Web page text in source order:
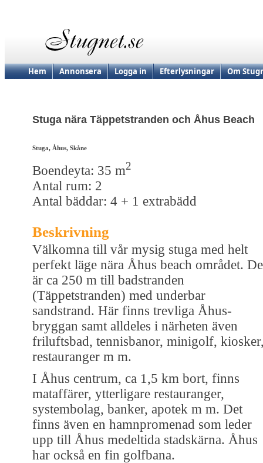
Hem Annonsera Logga in Efterlysningar Om
Stuga nära Täppetstranden och Åhus Beach
Stuga, Åhus, Skåne
Boendeyta: 35 m2
Antal rum: 2
Antal bäddar: 4 + 1 extrabädd
Beskrivning
Välkomna till vår mysig stuga med helt
perfekt läge nära Åhus beach området.
är ca 250 m till badstranden
(Täppetstranden) med underbar
sandstrand. Här finns trevliga Åhus-
bryggan samt alldeles i närheten även
friluftsbad, tennisbanor, minigolf,
restauranger m m.
I Åhus centrum, ca 1,5 km bort, finns
mataffärer, ytterligare restauranger,
systembolag, banker, apotek m m. Det
finns även en hamnpromenad som leder
upp till Åhus medeltida stadskärna. Åhus
har också en fin golfbana.